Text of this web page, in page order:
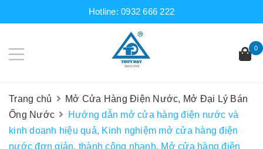
Hotline:0932 666 222
0
Trang chủ
Mở Cửa Hàng Điện Nước, Mở Đại Lý Bán
Ống Nước
Hướng dẫn mở cửa hàng điện nước và
kinh doanh hiệu quả, Kinh nghiệm mở cửa hàng điện
nước đơn giản, thành công nhanh, Mở cửa hàng điện